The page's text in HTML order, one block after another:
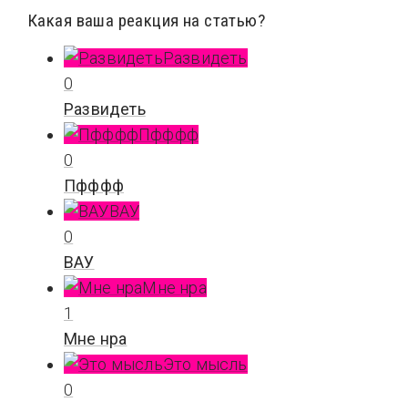
Какая ваша реакция на статью?
Развидеть
0
Развидеть
Пфффф
0
Пфффф
ВАУ
0
ВАУ
Мне нра
1
Мне нра
Это мысль
0